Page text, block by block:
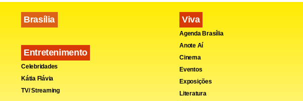
Brasília
Entretenimento
Celebridades
Kátia Flávia
TV/ Streaming
Viva
Agenda Brasília
Anote Aí
Cinema
Eventos
Exposições
Literatura